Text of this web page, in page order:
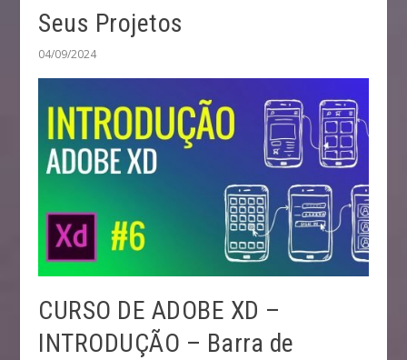
Seus Projetos
04/09/2024
CURSO DE ADOBE XD –
INTRODUÇÃO – Barra de